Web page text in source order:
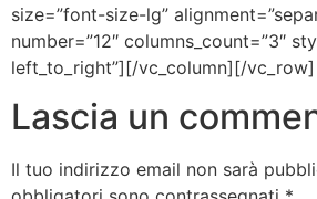
size=”font-size-lg”
number=”12″ columns_count=”3″
left_to_right”][/vc_column][/vc_row]
Lascia un
Il tuo indirizzo email non sarà